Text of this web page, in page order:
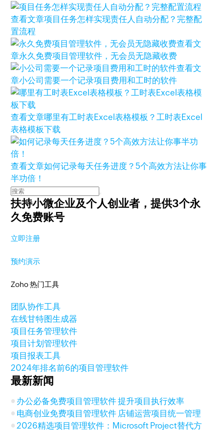
查看文章项目任务怎样实现责任人自动分配？完整配
置流程
查看文
章永久免费项目管理软件，无会员无隐藏收费
查看文
章小公司需要一个记录项目费用和工时的软件
查看文章哪里有工时表Excel表格模板？工时表Excel
表格模板下载
查看文章如何记录每天任务进度？5个高效方法让你事
半功倍！
扶持小微企业及个人创业者，提供3个永
久免费账号
立即注册
预约演示
Zoho 热门工具
团队协作工具
在线甘特图生成器
项目任务管理软件
项目计划管理软件
项目报表工具
2024年排名前6的项目管理软件
最新新闻
办公必备免费项目管理软件 提升项目执行效率
电商创业免费项目管理软件 店铺运营项目统一管理
2026精选项目管理软件：Microsoft Project替代方